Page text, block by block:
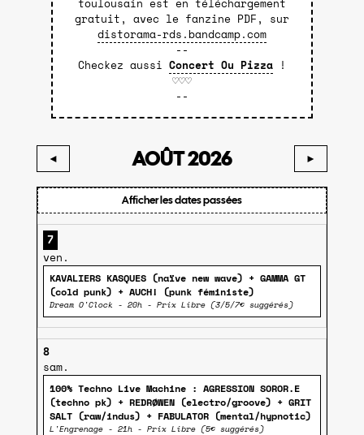
toulousain est en téléchargement
gratuit, avec le fanzine PDF, sur
distorama-rds.bandcamp.com
--
Checkez aussi Concert Ou Pizza!
♡♡♡
--
◄ AOÛT 2026 ►
Afficher les dates passées
7
ven.
KAVALIERS KASQUES (naïve new wave) + GAMMA GT
(cold punk) + AUCH! (punk féministe)
Dream O'Clock - 20h - Prix Libre (3/5/7€ suggérés)
8
sam.
100% Techno Live Machine : AGRESSION SOROR.E
(techno pk) + REDRØWEN (electro/groove) + GRIT
SALT (raw/indus) + FABULATOR (mental/hypnotic)
L'Engrenage - 21h - Prix Libre (5€ suggérés)